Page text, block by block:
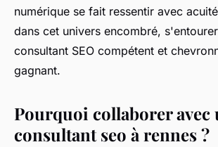
numérique se fait ressentir avec
dans cet univers encombré,
consultant SEO compétent et
gagnant.
Pourquoi collaborer avec
consultant seo à rennes ?